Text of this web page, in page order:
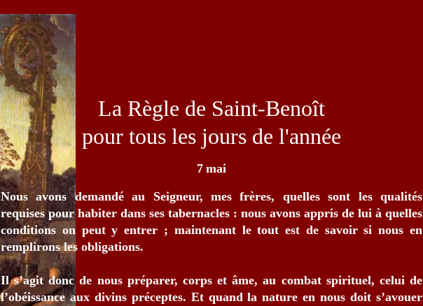
La Règle de Saint-Benoît
pour tous les jours de l'année
7 mai
Nous avons demandé au Seigneur, mes frères, quelles sont les qualités
requises pour habiter dans ses tabernacles : nous avons appris de lui à quelles
conditions on peut y entrer ; maintenant le tout est de savoir si nous en
remplirons les obligations.
Il s’agit donc de nous préparer, corps et âme, au combat spirituel, celui de
l’obéissance aux divins préceptes. Et quand la nature en nous doit s’avouer